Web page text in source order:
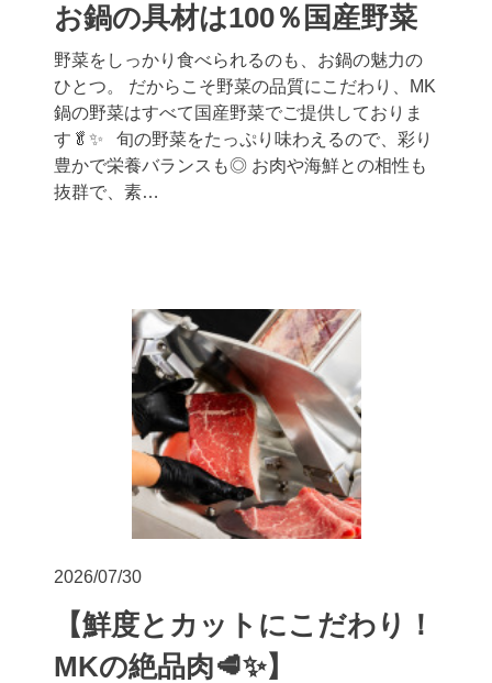
お鍋の具材は100％国産野菜
野菜をしっかり食べられるのも、お鍋の魅力の
ひとつ。 だからこそ野菜の品質にこだわり、MK
鍋の野菜はすべて国産野菜でご提供しておりま
す🥬✨ 旬の野菜をたっぷり味わえるので、彩り
豊かで栄養バランスも◎ お肉や海鮮との相性も
抜群で、素…
2026/07/30
【鮮度とカットにこだわり！
MKの絶品肉🥩✨】